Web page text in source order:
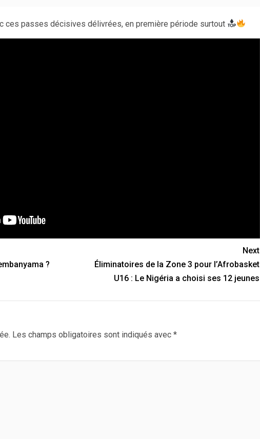
ces passes décisives délivrées, en première période surtout
?
Next
Éliminatoires de la Zone 3 pour l’Afrobasket
U16 : Le Nigéria a choisi ses 12 jeunes
Les champs obligatoires sont indiqués avec *